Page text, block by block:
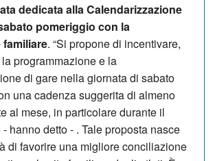
dedicata alla Calendarizzazione
pomeriggio con la
. “Si propone di incentivare,
programmazione e la
di gare nella giornata di sabato
una cadenza suggerita di almeno
al mese, in particolare durante il
hanno detto - . Tale proposta nasce
di favorire una migliore conciliazione